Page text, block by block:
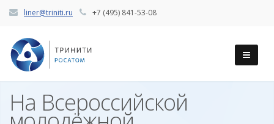
liner@triniti.ru +7 (495) 841-53-08
На Всероссийской